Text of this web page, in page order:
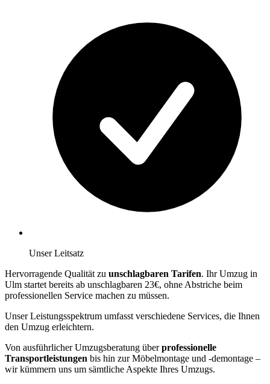
Unser Leitsatz
Hervorragende Qualität zu unschlagbaren Tarifen. Ihr Umzug in
Ulm startet bereits ab unschlagbaren 23€, ohne Abstriche beim
professionellen Service machen zu müssen.
Unser Leistungsspektrum umfasst verschiedene Services, die Ihnen
den Umzug erleichtern.
Von ausführlicher Umzugsberatung überprofessionelle
Transportleistungen bis hin zur Möbelmontage und -demontage –
wir kümmern uns um sämtliche Aspekte Ihres Umzugs.